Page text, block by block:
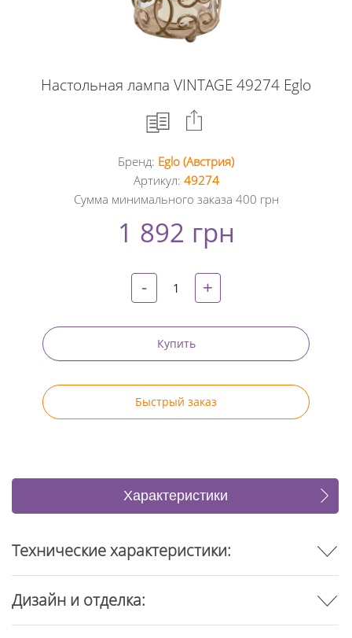
Настольная лампа VINTAGE 49274 Eglo
Facebook
+
Pinterest
Бренд: Eglo (Австрия)
Артикул: 49274
Сумма минимального заказа 400 грн
1 892 грн
- +
Купить
Быстрый заказ
Характеристики
Отзывы
Технические характеристики:
Дизайн и отделка: